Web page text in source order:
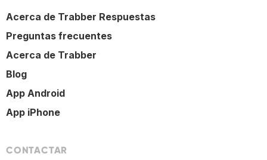
Acerca de Trabber Respuestas
Preguntas frecuentes
Acerca de Trabber
Blog
App Android
App iPhone
CONTACTAR